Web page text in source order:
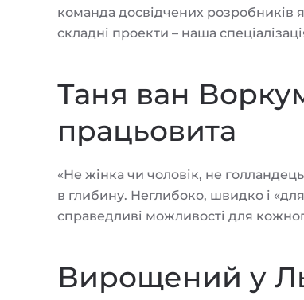
команда досвідчених розробників
складні проекти – наша
Таня ван
працьовита
«Не жінка чи чоловік, не
в глибину. Неглибоко, швидко і
справедливі можливості для
Вирощений у